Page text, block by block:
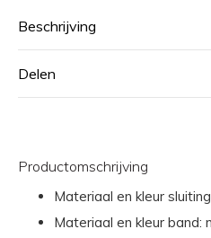
Beschrijving
Delen
Productomschrijving
Materiaal en kleur
Materiaal en kleur band: